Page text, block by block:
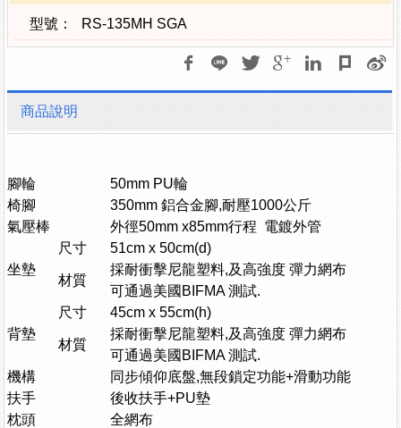
型號： RS-135MH SGA
商品說明
腳輪
50mm PU輪
椅腳
350mm 鋁合金腳,耐壓1000公斤
氣壓棒
外徑50mm x85mm行程 電鍍外管
坐墊
尺寸 51cm x 50cm(d)
材質
採耐衝擊尼龍塑料,及高強度 彈力網布
可通過美國BIFMA 測試.
背墊
尺寸 45cm x 55cm(h)
材質
採耐衝擊尼龍塑料,及高強度 彈力網布
可通過美國BIFMA 測試.
機構
同步傾仰底盤,無段鎖定功能+滑動功能
扶手
後收扶手+PU墊
枕頭
全網布